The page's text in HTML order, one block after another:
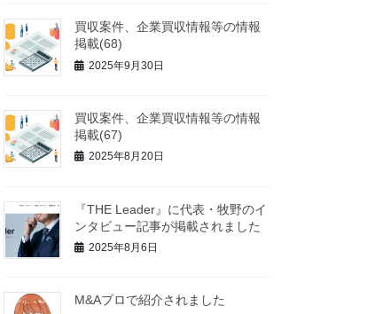
買収案件、企業買収情報等の情報
掲載(68)
2025年9月30日
買収案件、企業買収情報等の情報
掲載(67)
2025年8月20日
『THE Leader』に代表・牧野のイ
ンタビュー記事が掲載されました
2025年8月6日
M&Aプロで紹介されました